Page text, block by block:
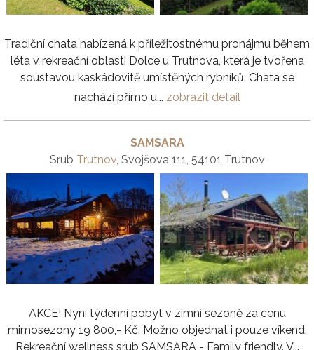
Tradiční chata nabízená k příležitostnému pronájmu během
léta v rekreační oblasti Dolce u Trutnova, která je tvořena
soustavou kaskádovitě umístěných rybníků. Chata se
nachází přímo u... zobrazit detail
SAMSARA
Srub Trutnov, Svojšova 111, 54101 Trutnov
AKCE! Nyní týdenní pobyt v zimní sezoně za cenu
mimosezony 19 800,- Kč. Možno objednat i pouze víkend.
Rekreační wellness srub SAMSARA - Family friendly. V...